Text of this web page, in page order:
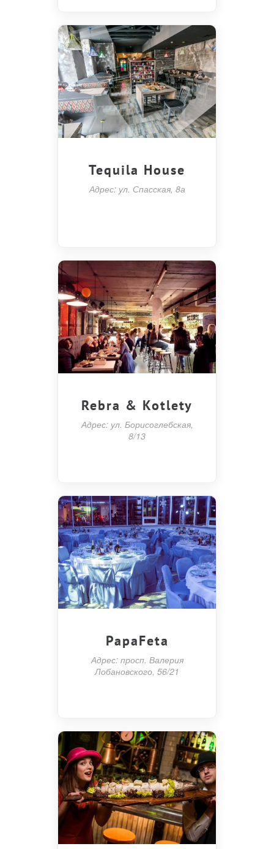
Tequila House
Адрес: ул. Спасская, 8а
Rebra & Kotlety
Адрес: ул. Борисоглебская,
8/13
PapaFeta
Адрес: просп. Валерия
Лобановского, 56/21